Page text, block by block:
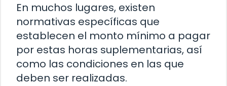
En muchos lugares, existen
normativas específicas que
establecen el monto mínimo a pagar
por estas horas suplementarias, así
como las condiciones en las que
deben ser realizadas.